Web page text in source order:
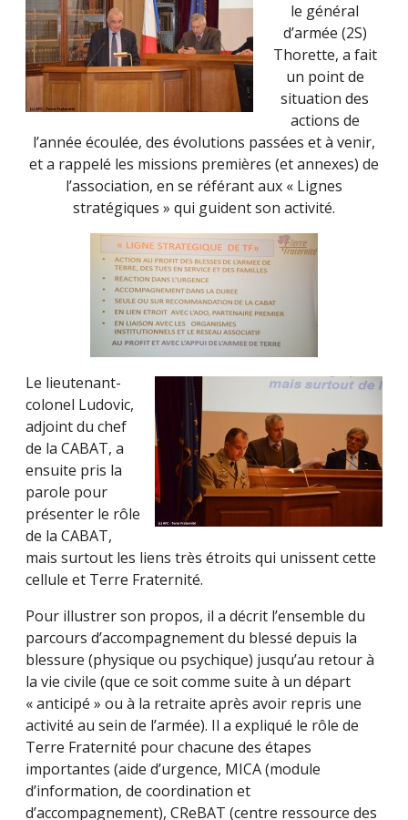
le général
d’armée (2S)
Thorette, a fait
un point de
situation des
actions de
l’année écoulée, des évolutions passées et à venir,
et a rappelé les missions premières (et annexes) de
l’association, en se référant aux « Lignes
stratégiques » qui guident son activité.
Le lieutenant-
colonel Ludovic,
adjoint du chef
de la CABAT, a
ensuite pris la
parole pour
présenter le rôle
de la CABAT,
mais surtout les liens très étroits qui unissent cette
cellule et Terre Fraternité.
Pour illustrer son propos, il a décrit l’ensemble du
parcours d’accompagnement du blessé depuis la
blessure (physique ou psychique) jusqu’au retour à
la vie civile (que ce soit comme suite à un départ
« anticipé » ou à la retraite après avoir repris une
activité au sein de l’armée). Il a expliqué le rôle de
Terre Fraternité pour chacune des étapes
importantes (aide d’urgence, MICA (module
d’information, de coordination et
d’accompagnement), CReBAT (centre ressource des